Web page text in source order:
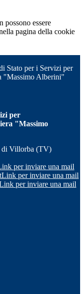
possono essere
pagina della cookie
Stato per i Servizi per
"Massimo Alberini"
per
"Massimo
di Villorba (TV)
per inviare una mail
Link per inviare una mail
per inviare una mail